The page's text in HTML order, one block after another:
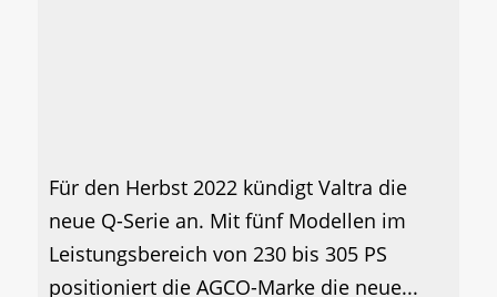
Für den Herbst 2022 kündigt Valtra die
neue Q-Serie an. Mit fünf Modellen im
Leistungsbereich von 230 bis 305 PS
positioniert die AGCO-Marke die neue...